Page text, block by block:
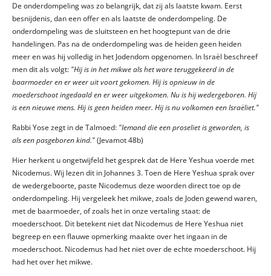
De onderdompeling was zo belangrijk, dat zij als laatste kwam. Eerst
besnijdenis, dan een offer en als laatste de onderdompeling. De
onderdompeling was de sluitsteen en het hoogtepunt van de drie
handelingen. Pas na de onderdompeling was de heiden geen heiden
meer en was hij volledig in het Jodendom opgenomen. In Israël beschreef
men dit als volgt: "Hij is in het mikwe als het ware teruggekeerd in de
baarmoeder en er weer uit voort gekomen. Hij is opnieuw in de
moederschoot ingedaald en er weer uitgekomen. Nu is hij wedergeboren. Hij
is een nieuwe mens. Hij is geen heiden meer. Hij is nu volkomen een Israëliet."
Rabbi Yose zegt in de Talmoed: "Iemand die een proseliet is geworden, is
als een pasgeboren kind."(Jevamot 48b)
Hier herkent u ongetwijfeld het gesprek dat de Here Yeshua voerde met
Nicodemus. Wij lezen dit in Johannes 3. Toen de Here Yeshua sprak over
de wedergeboorte, paste Nicodemus deze woorden direct toe op de
onderdompeling. Hij vergeleek het mikwe, zoals de Joden gewend waren,
met de baarmoeder, of zoals het in onze vertaling staat: de
moederschoot. Dit betekent niet dat Nicodemus de Here Yeshua niet
begreep en een flauwe opmerking maakte over het ingaan in de
moederschoot. Nicodemus had het niet over de echte moederschoot. Hij
had het over het mikwe.